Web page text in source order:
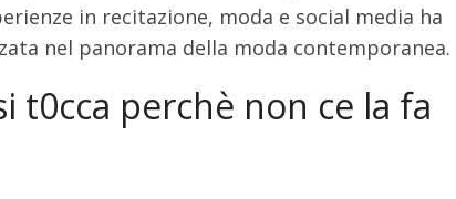
in recitazione, moda e social media ha
nel panorama della moda contemporanea.
t0cca perchè non ce la fa